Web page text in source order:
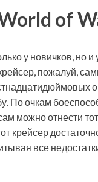
of
у новичков, но
пожалуй,
По очкам
можно отнести
крейсер
все